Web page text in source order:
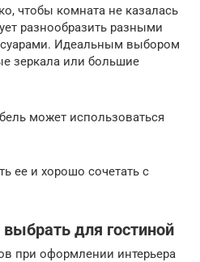
чтобы комната не казалась
разнообразить разными
Идеальным выбором
зеркала или большие
может использоваться
ее и хорошо сочетать с
для гостиной
при оформлении интерьера